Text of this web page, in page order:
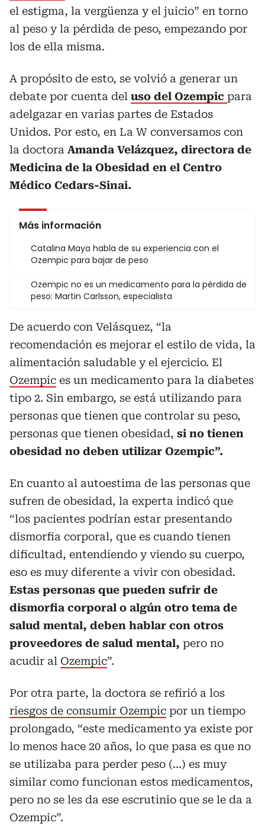
el estigma, la vergüenza y el juicio” en torno
al peso y la pérdida de peso, empezando por
los de ella misma.
A propósito de esto, se volvió a generar un
debate por cuenta del uso del Ozempic para
adelgazar en varias partes de Estados
Unidos. Por esto, en La W conversamos con
la doctora Amanda Velázquez, directora de
Medicina de la Obesidad en el Centro
Médico Cedars-Sinai.
Más información
Catalina Maya habla de su experiencia con el
Ozempic para bajar de peso
Ozempic no es un medicamento para la pérdida de
peso: Martin Carlsson, especialista
De acuerdo con Velásquez, “la
recomendación es mejorar el estilo de vida, la
alimentación saludable y el ejercicio. El
Ozempic es un medicamento para la diabetes
tipo 2. Sin embargo, se está utilizando para
personas que tienen que controlar su peso,
personas que tienen obesidad, si no tienen
obesidad no deben utilizar Ozempic”.
En cuanto al autoestima de las personas que
sufren de obesidad, la experta indicó que
“los pacientes podrían estar presentando
dismorfia corporal, que es cuando tienen
dificultad, entendiendo y viendo su cuerpo,
eso es muy diferente a vivir con obesidad.
Estas personas que pueden sufrir de
dismorfia corporal o algún otro tema de
salud mental, deben hablar con otros
proveedores de salud mental, pero no
acudir al Ozempic”.
Por otra parte, la doctora se refirió a los
riesgos de consumir Ozempic por un tiempo
prolongado, “este medicamento ya existe por
lo menos hace 20 años, lo que pasa es que no
se utilizaba para perder peso (…) es muy
similar como funcionan estos medicamentos,
pero no se les da ese escrutinio que se le da a
Ozempic”.